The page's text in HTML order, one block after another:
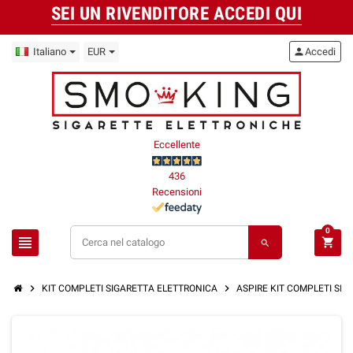
SEI UN RIVENDITORE ACCEDI QUI
Italiano EUR
Eccellente
436
Recensioni
view_headline search
personAccedi
shopping_cart
0
chevron_right KIT COMPLETI SIGARETTA ELETTRONICA chevron_right ASPIRE KIT COMPLETI